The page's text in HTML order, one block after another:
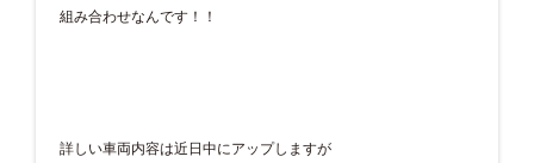
組み合わせなんです！！
詳しい車両内容は近日中にアップしますが